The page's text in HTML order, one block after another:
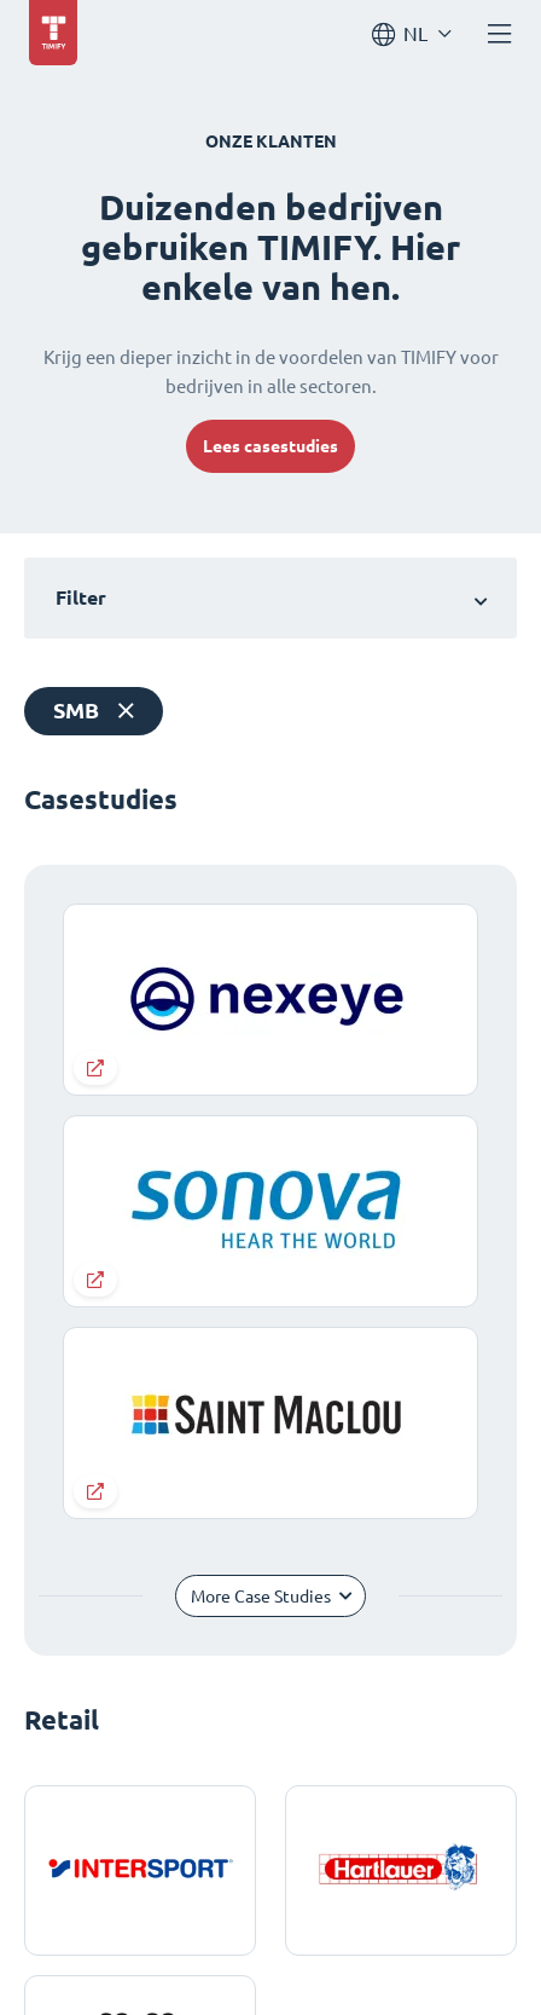
NL
ONZE KLANTEN
Duizenden bedrijven
gebruiken TIMIFY. Hier
enkele van hen.
Krijg een dieper inzicht in de voordelen van TIMIFY voor
bedrijven in alle sectoren.
Lees casestudies
Filter
SMB
Casestudies
More Case Studies
Retail